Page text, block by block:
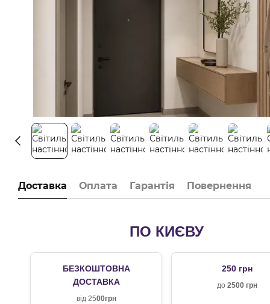
Доставка Оплата Гарантія Повернення
ПО КИЄВУ
БЕЗКОШТОВНА
ДОСТАВКА
від 2500грн
250 грн
до2500 грн